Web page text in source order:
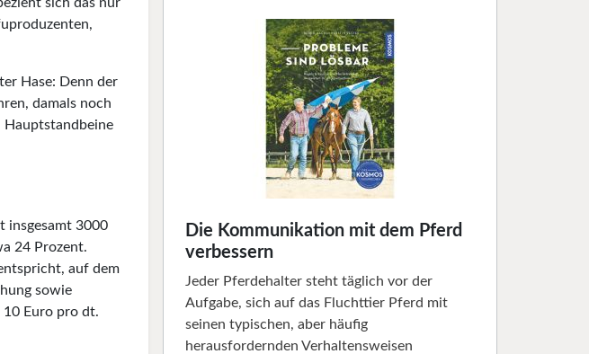
Hase: Denn der
damals noch
Hauptstandbeine
insgesamt 3000
24 Prozent.
auf dem
sowie
Euro pro dt.
Die Kommunikation mit dem Pferd
verbessern
Jeder Pferdehalter steht täglich vor der
Aufgabe, sich auf das Fluchttier Pferd mit
seinen typischen, aber häufig
herausfordernden Verhaltensweisen